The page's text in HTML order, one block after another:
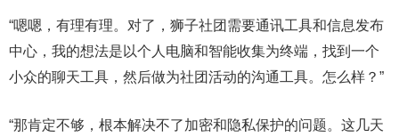
“嗯嗯，有理有理。对了，狮子社团需要通讯工具和信息发布
中心，我的想法是以个人电脑和智能收集为终端，找到一个
小众的聊天工具，然后做为社团活动的沟通工具。怎么样？”
“那肯定不够，根本解决不了加密和隐私保护的问题。这几天